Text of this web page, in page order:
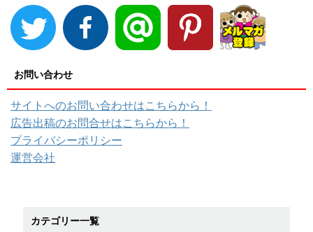
お問い合わせ
サイトへのお問い合わせはこちらから！
広告出稿のお問合せはこちらから！
プライバシーポリシー
運営会社
カテゴリー一覧